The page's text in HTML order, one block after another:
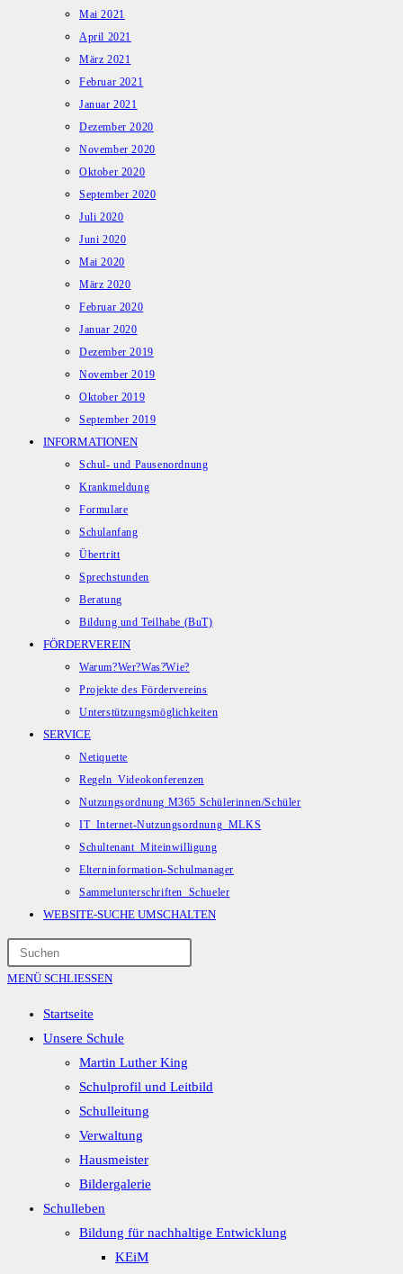
Mai 2021
April 2021
März 2021
Februar 2021
Januar 2021
Dezember 2020
November 2020
Oktober 2020
September 2020
Juli 2020
Juni 2020
Mai 2020
März 2020
Februar 2020
Januar 2020
Dezember 2019
November 2019
Oktober 2019
September 2019
INFORMATIONEN
Schul- und Pausenordnung
Krankmeldung
Formulare
Schulanfang
Übertritt
Sprechstunden
Beratung
Bildung und Teilhabe (BuT)
FÖRDERVEREIN
Warum?Wer?Was?Wie?
Projekte des Fördervereins
Unterstützungsmöglichkeiten
SERVICE
Netiquette
Regeln_Videokonferenzen
Nutzungsordnung M365 Schülerinnen/Schüler
IT_Internet-Nutzungsordnung_MLKS
Schultenant_Miteinwilligung
Elterninformation-Schulmanager
Sammelunterschriften_Schueler
WEBSITE-SUCHE UMSCHALTEN
MENÜ SCHLIESSEN
Startseite
Unsere Schule
Martin Luther King
Schulprofil und Leitbild
Schulleitung
Verwaltung
Hausmeister
Bildergalerie
Schulleben
Bildung für nachhaltige Entwicklung
KEiM